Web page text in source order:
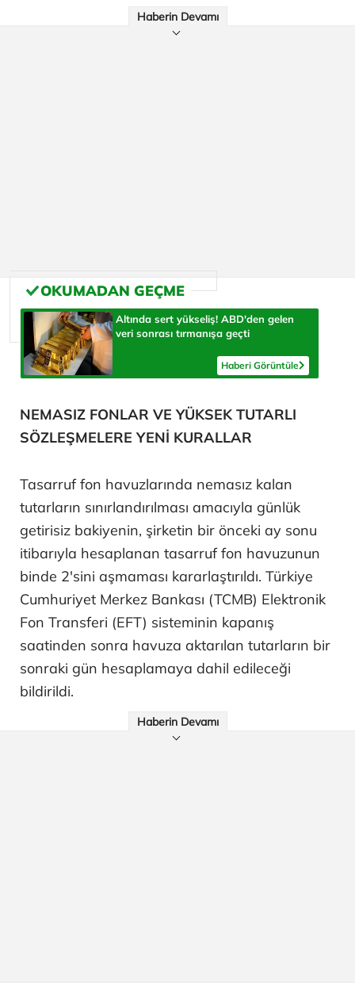
Haberin Devamı
Altında sert yükseliş! ABD'den gelen
veri sonrası tırmanışa geçti
Haberi Görüntüle
NEMASIZ FONLAR VE YÜKSEK TUTARLI
SÖZLEŞMELERE YENİ KURALLAR
Tasarruf fon havuzlarında nemasız kalan
tutarların sınırlandırılması amacıyla günlük
getirisiz bakiyenin, şirketin bir önceki ay sonu
itibarıyla hesaplanan tasarruf fon havuzunun
binde 2'sini aşmaması kararlaştırıldı. Türkiye
Cumhuriyet Merkez Bankası (TCMB) Elektronik
Fon Transferi (EFT) sisteminin kapanış
saatinden sonra havuza aktarılan tutarların bir
sonraki gün hesaplamaya dahil edileceği
bildirildi.
Haberin Devamı